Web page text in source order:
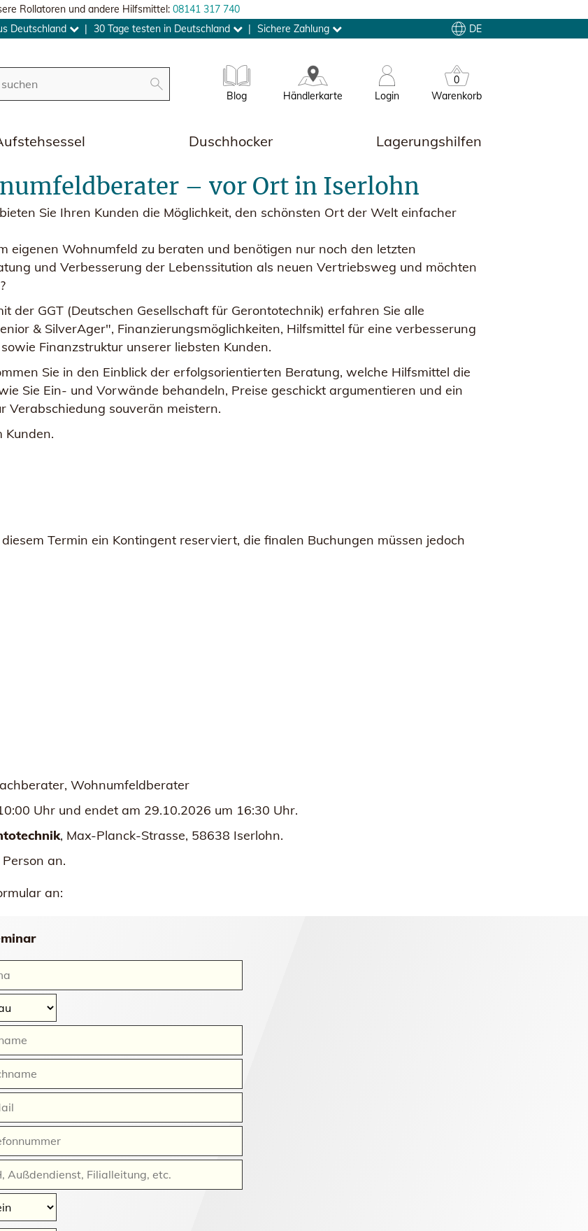
Rollatoren und andere Hilfsmittel: 08141 317 740
Deutschland
| 30 Tage testen in Deutschland | Sichere Zahlung DE
Blog Händlerkarte Login
0
Warenkorb
Duschhocker Lagerungshilfen
– vor Ort in Iserlohn
Sie Ihren Kunden die Möglichkeit, den schönsten Ort der Welt einfacher
eigenen Wohnumfeld zu beraten und benötigen nur noch den letzten
und Verbesserung der Lebenssitution als neuen Vertriebsweg und möchten
der GGT (Deutschen Gesellschaft für Gerontotechnik) erfahren Sie alle
& SilverAger", Finanzierungsmöglichkeiten, Hilfsmittel für eine verbesserung
Finanzstruktur unserer liebsten Kunden.
Sie in den Einblick der erfolgsorientierten Beratung, welche Hilfsmittel die
Sie Ein- und Vorwände behandeln, Preise geschickt argumentieren und ein
Verabschiedung souverän meistern.
Kunden.
Termin ein Kontingent reserviert, die finalen Buchungen müssen jedoch
Wohnumfeldberater
Uhr und endet am 29.10.2026 um 16:30 Uhr.
, Max-Planck-Strasse, 58638 Iserlohn.
an.
an: